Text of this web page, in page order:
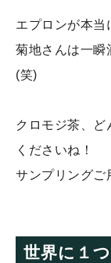
エプロンが本当
菊地さんは一瞬
(笑)
クロモジ茶、ど
くださいね！
サンプリングご
世界に１